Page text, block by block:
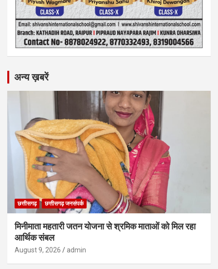
अन्य ख़बरें
छत्तीसगढ़ छत्तीसगढ़ जनसंपर्क
मिनीमाता महतारी जतन योजना से श्रमिक माताओं को मिल रहा
आर्थिक संबल
August 9, 2026 admin